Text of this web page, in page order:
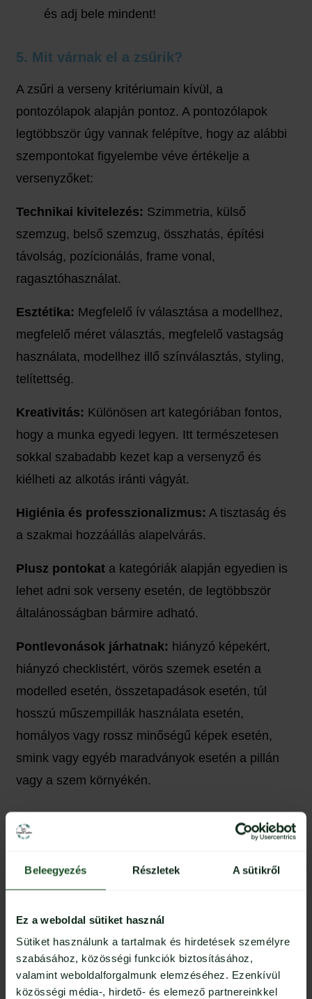
Beleegyezés Részletek A sütikről
Ez a weboldal sütiket használ
Sütiket használunk a tartalmak és hirdetések személyre
szabásához, közösségi funkciók biztosításához,
valamint weboldalforgalmunk elemzéséhez. Ezenkívül
közösségi média-, hirdető- és elemező partnereinkkel
és adj bele mindent!
5. Mit várnak el a zsűrik?
A zsűri a verseny kritériumain kívül, a
pontozólapok alapján pontoz. A pontozólapok
legtöbbször úgy vannak felépítve, hogy az alábbi
szempontokat figyelembe véve értékelje a
versenyzőket:
Technikai kivitelezés: Szimmetria, külső
szemzug, belső szemzug, összhatás, építési
távolság, pozícionálás, frame vonal,
ragasztóhasználat.
Esztétika: Megfelelő ív választása a modellhez,
megfelelő méret választás, megfelelő vastagság
használata, modellhez illő színválasztás, styling,
telítettség.
Kreativitás: Különösen art kategóriában fontos,
hogy a munka egyedi legyen. Itt természetesen
sokkal szabadabb kezet kap a versenyző és
kiélheti az alkotás iránti vágyát.
Higiénia és professzionalizmus: A tisztaság és
a szakmai hozzáállás alapelvárás.
Plusz pontokat a kategóriák alapján egyedien is
lehet adni sok verseny esetén, de legtöbbször
általánosságban bármire adható.
Pontlevonások járhatnak: hiányzó képekért,
hiányzó checklistért, vörös szemek esetén a
modelled esetén, összetapadások esetén, túl
hosszú műszempillák használata esetén,
homályos vagy rossz minőségű képek esetén,
smink vagy egyéb maradványok esetén a pillán
vagy a szem környékén.
6. Gyakori hibák amiket érdemes
elkerülni
6.1. Figyelmetlenség
műszempilla építő versenyen való
részvételkor a figyelmetlenség. A verseny
szabályzatának, kritériumainak megismerése
kulcsfontosságú a sikeres versenyzéshez.